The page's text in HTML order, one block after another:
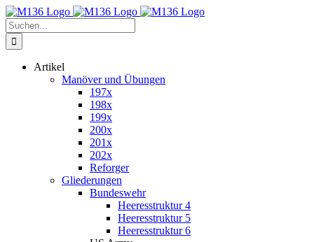
Zum
Inhalt
springen
Suche
nach:
Artikel
Manöver und Übungen
197x
198x
199x
200x
201x
202x
Reforger
Gliederungen
Bundeswehr
Heeresstruktur 4
Heeresstruktur 5
Heeresstruktur 6